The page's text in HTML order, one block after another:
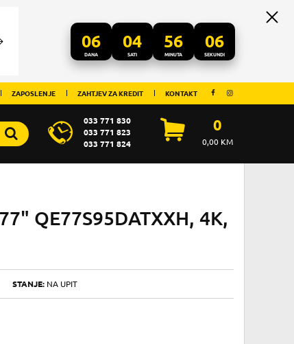
06
DANA
04
SATI
56
MINUTA
04
SEKUNDI
ZAPOSLENJE ZAHTJEV ZA KREDIT KONTAKT
033 771 830
033 771 823
033 771 824
0
0,00KM
QE77S95DATXXH, 4K,
STANJE: NA UPIT